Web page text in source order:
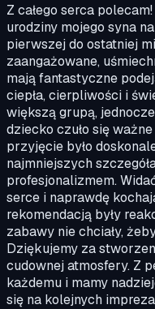
Z całego serca
urodziny mojego syna
pierwszej do ostatniej
zaangażowane,
mają fantastyczne
ciepła, cierpliwości i
większą grupą,
dziecko czuło się
przyjęcie było
najmniejszych
profesjonalizmem.
serce i naprawdę
rekomendacją były
zabawy nie chciały,
Dziękujemy za
cudownej atmosfery. Z
każdemu i mamy
się na kolejnych